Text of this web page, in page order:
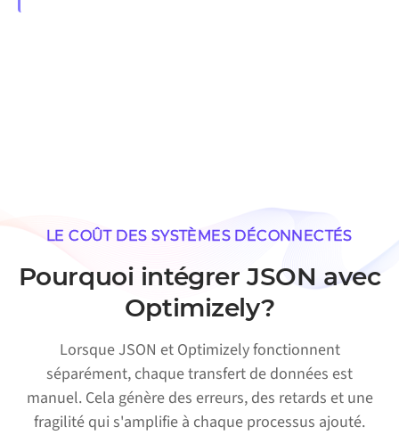
LE COÛT DES SYSTÈMES DÉCONNECTÉS
Pourquoi intégrer JSON avec
Optimizely?
Lorsque JSON et Optimizely fonctionnent
séparément, chaque transfert de données est
manuel. Cela génère des erreurs, des retards et une
fragilité qui s'amplifie à chaque processus ajouté.